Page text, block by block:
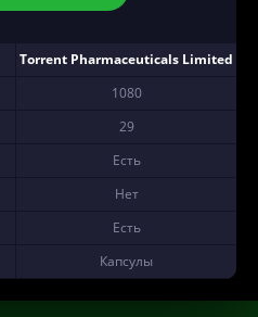
Torrent Pharmaceuticals Limited
1080
29
Есть
Нет
Есть
Капсулы